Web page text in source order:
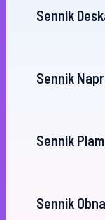
Sennik
Sennik
Sennik
Sennik